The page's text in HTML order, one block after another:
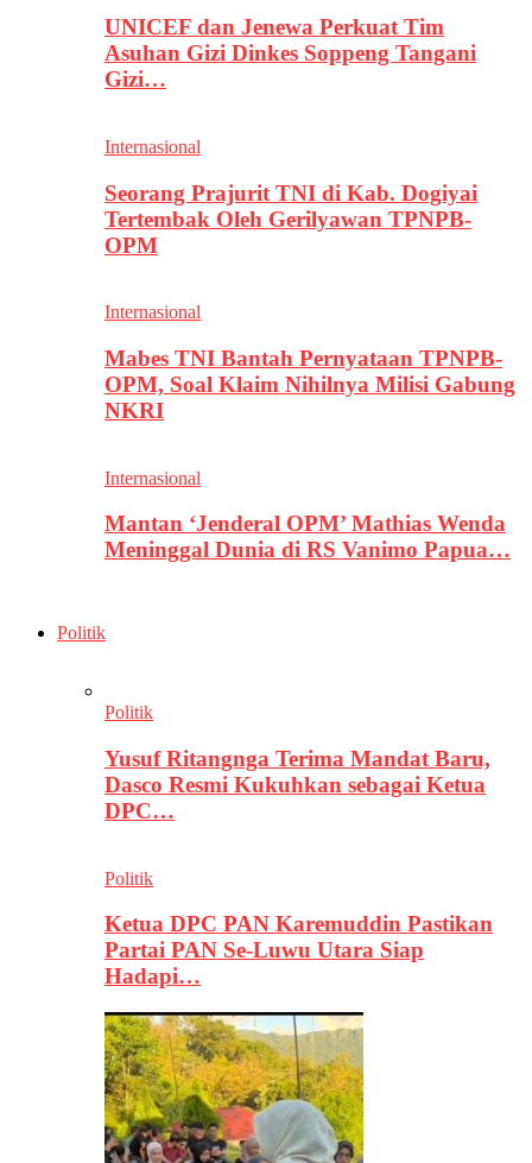
UNICEF dan Jenewa Perkuat Tim
Asuhan Gizi Dinkes Soppeng Tangani
Gizi…
Internasional
Seorang Prajurit TNI di Kab. Dogiyai
Tertembak Oleh Gerilyawan TPNPB-
OPM
Internasional
Mabes TNI Bantah Pernyataan TPNPB-
OPM, Soal Klaim Nihilnya Milisi Gabung
NKRI
Internasional
Mantan ‘Jenderal OPM’ Mathias Wenda
Meninggal Dunia di RS Vanimo Papua…
Politik
Politik
Yusuf Ritangnga Terima Mandat Baru,
Dasco Resmi Kukuhkan sebagai Ketua
DPC…
Politik
Ketua DPC PAN Karemuddin Pastikan
Partai PAN Se-Luwu Utara Siap
Hadapi…